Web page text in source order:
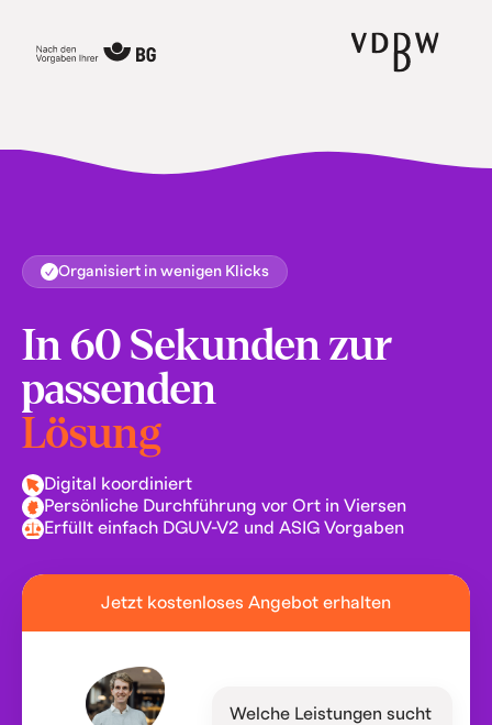
Organisiert in wenigen Klicks
In 60 Sekunden zur
passenden
Lösung
Digital koordiniert
Persönliche Durchführung vor Ort in Viersen
Erfüllt einfach DGUV-V2 und ASIG Vorgaben
Jetzt kostenloses Angebot erhalten
Welche Leistungen sucht